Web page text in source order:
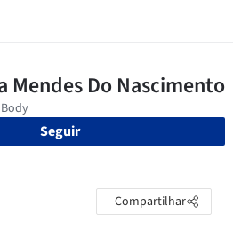
Seguir
Compartilhar